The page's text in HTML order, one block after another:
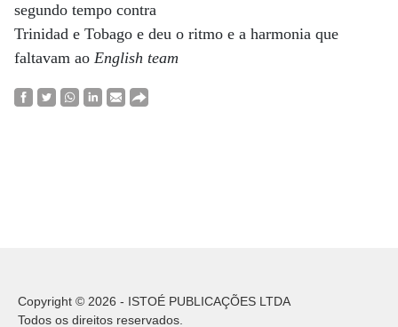
segundo tempo contra
Trinidad e Tobago e deu o ritmo e a harmonia que
faltavam ao English team
Copyright © 2026 - ISTOÉ PUBLICAÇÕES LTDA
Todos os direitos reservados.